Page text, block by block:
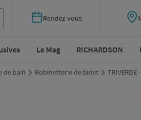
Rendez-vous
Le Mag RICHARDSON
de bain Robinetterie de bidet